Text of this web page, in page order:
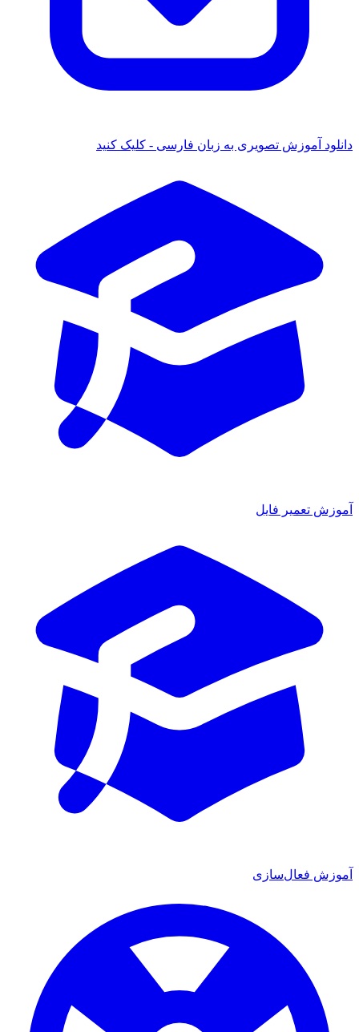
دانلود آموزش تصویری به زبان فارسی - کلیک کنید
آموزش تعمیر فایل
آموزش فعال‌سازی